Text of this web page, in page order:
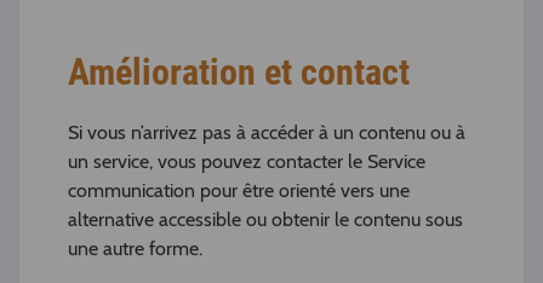
Amélioration et contact
Si vous n’arrivez pas à accéder à un contenu ou à
un service, vous pouvez contacter le Service
communication pour être orienté vers une
alternative accessible ou obtenir le contenu sous
une autre forme.